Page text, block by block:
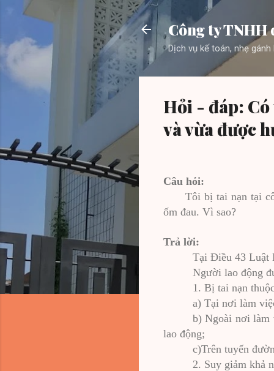
Công ty TNHH
Dịch vụ kế toán, nhẹ
Hỏi - đáp: Có
và vừa được
Câu hỏi:
Tôi bị tai nạn tại
ốm đau. Vì sao?
Trả lời:
Tại Điều 43 Luật
Người lao động
1. Bị tai nạn
a) Tại nơi làm
b) Ngoài nơi làm
lao động;
c)Trên tuyến
2. Suy giảm khả